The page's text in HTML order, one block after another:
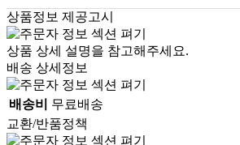
상품정보 제공고시
상품 상세 설명을 참고해주세요.
배송 상세정보
배송비
무료배송
교환/반품정책